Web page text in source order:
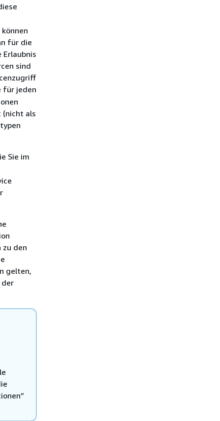
für die
sind
für jeden
(nicht als
Sie im
den
gelten,
der